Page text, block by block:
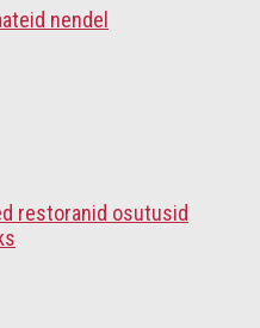
nendel
restoranid osutusid